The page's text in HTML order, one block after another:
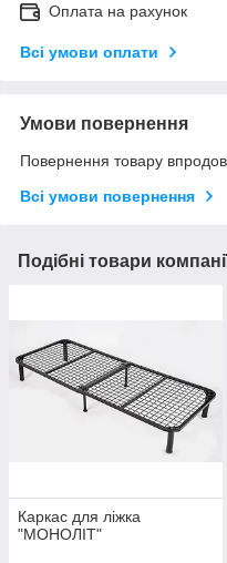
Оплата на рахунок
Всі умови оплати
Умови повернення
Повернення товару
Всі умови повернення
Подібні товари
Каркас для ліжка
"МОНОЛІТ"